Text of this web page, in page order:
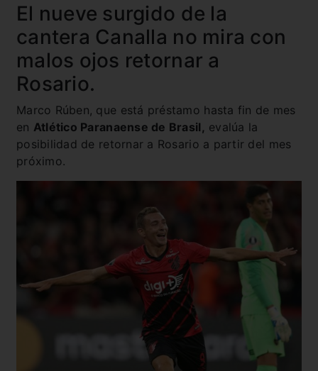
El nueve surgido de la
cantera Canalla no mira con
malos ojos retornar a
Rosario.
Marco Rúben, que está préstamo hasta fin de mes
en Atlético Paranaense de Brasil, evalúa la
posibilidad de retornar a Rosario a partir del mes
próximo.